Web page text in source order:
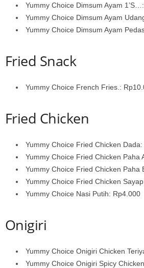
Yummy Choice Dimsum Ayam
Yummy Choice Dimsum Ayam
Yummy Choice Dimsum Ayam
Fried Snack
Yummy Choice French Fries.:
Fried Chicken
Yummy Choice Fried Chicken
Yummy Choice Fried Chicken Paha
Yummy Choice Fried Chicken Paha
Yummy Choice Fried Chicken
Yummy Choice Nasi Putih: Rp4.000
Onigiri
Yummy Choice Onigiri Chicken
Yummy Choice Onigiri Spicy